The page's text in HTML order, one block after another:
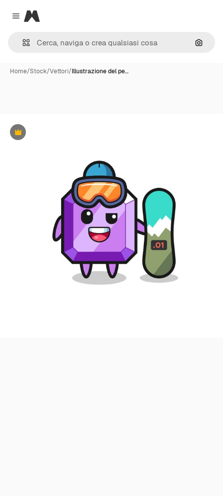
Close menu
Magnific
Cerca
Home/Stock/Vettori/Illustrazione del pe…
Premium